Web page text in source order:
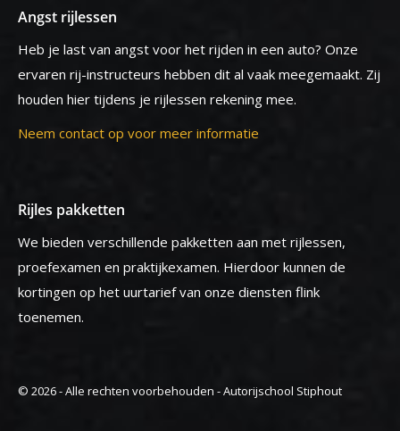
Angst rijlessen
Heb je last van angst voor het rijden in een auto? Onze
ervaren rij-instructeurs hebben dit al vaak meegemaakt. Zij
houden hier tijdens je rijlessen rekening mee.
Neem contact op voor meer informatie
Rijles pakketten
We bieden verschillende pakketten aan met rijlessen,
proefexamen en praktijkexamen. Hierdoor kunnen de
kortingen op het uurtarief van onze diensten flink
toenemen.
© 2026 - Alle rechten voorbehouden - Autorijschool Stiphout